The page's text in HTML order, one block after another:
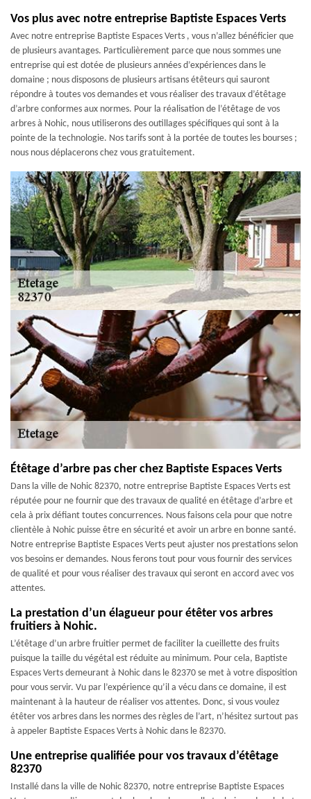
Vos plus avec notre entreprise Baptiste Espaces Verts
Avec notre entreprise Baptiste Espaces Verts , vous n’allez bénéficier que
de plusieurs avantages. Particulièrement parce que nous sommes une
entreprise qui est dotée de plusieurs années d’expériences dans le
domaine ; nous disposons de plusieurs artisans étêteurs qui sauront
répondre à toutes vos demandes et vous réaliser des travaux d’étêtage
d’arbre conformes aux normes. Pour la réalisation de l’étêtage de vos
arbres à Nohic, nous utiliserons des outillages spécifiques qui sont à la
pointe de la technologie. Nos tarifs sont à la portée de toutes les bourses ;
nous nous déplacerons chez vous gratuitement.
Étêtage d’arbre pas cher chez Baptiste Espaces Verts
Dans la ville de Nohic 82370, notre entreprise Baptiste Espaces Verts est
réputée pour ne fournir que des travaux de qualité en étêtage d’arbre et
cela à prix défiant toutes concurrences. Nous faisons cela pour que notre
clientèle à Nohic puisse être en sécurité et avoir un arbre en bonne santé.
Notre entreprise Baptiste Espaces Verts peut ajuster nos prestations selon
vos besoins er demandes. Nous ferons tout pour vous fournir des services
de qualité et pour vous réaliser des travaux qui seront en accord avec vos
attentes.
La prestation d’un élagueur pour étêter vos arbres
fruitiers à Nohic.
L’étêtage d’un arbre fruitier permet de faciliter la cueillette des fruits
puisque la taille du végétal est réduite au minimum. Pour cela, Baptiste
Espaces Verts demeurant à Nohic dans le 82370 se met à votre disposition
pour vous servir. Vu par l’expérience qu’il a vécu dans ce domaine, il est
maintenant à la hauteur de réaliser vos attentes. Donc, si vous voulez
étêter vos arbres dans les normes des règles de l’art, n’hésitez surtout pas
à appeler Baptiste Espaces Verts à Nohic dans le 82370.
Une entreprise qualifiée pour vos travaux d’étêtage
82370
Installé dans la ville de Nohic 82370, notre entreprise Baptiste Espaces